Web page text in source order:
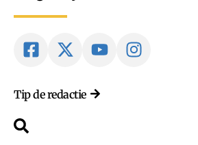
Tip de redactie